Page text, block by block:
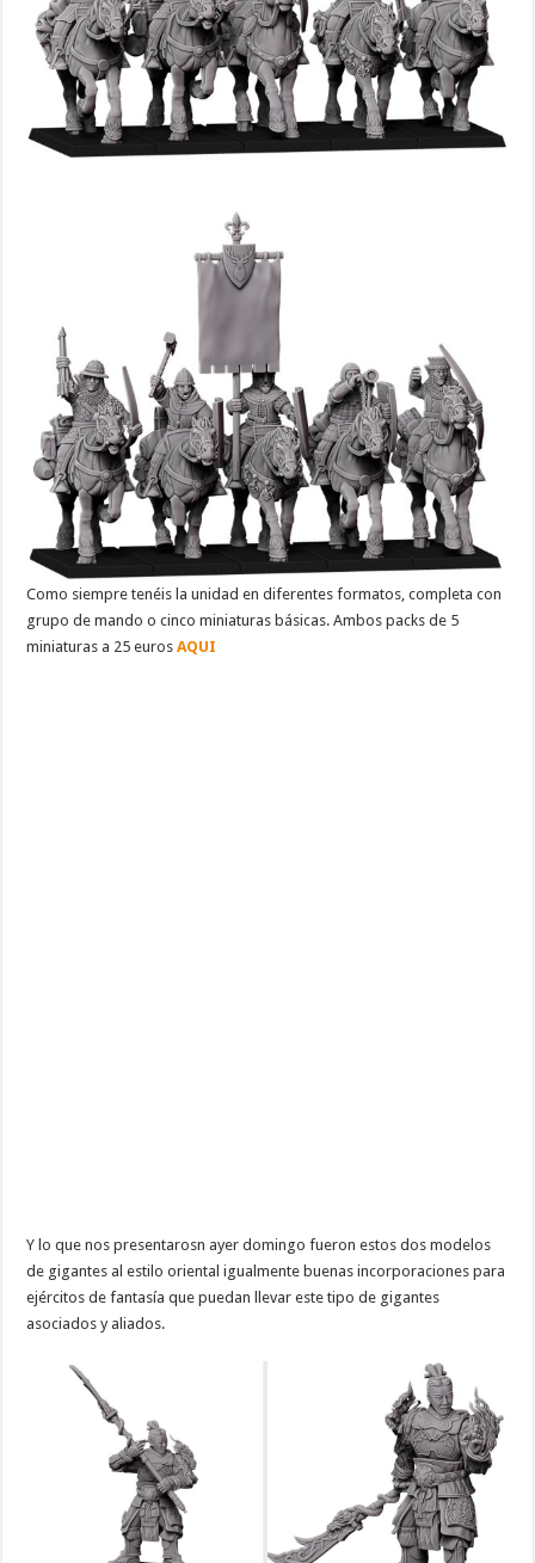
Como siempre tenéis la unidad en diferentes formatos, completa con
grupo de mando o cinco miniaturas básicas. Ambos packs de 5
miniaturas a 25 eurosAQUI
Y lo que nos presentarosn ayer domingo fueron estos dos modelos
de gigantes al estilo oriental igualmente buenas incorporaciones para
ejércitos de fantasía que puedan llevar este tipo de gigantes
asociados y aliados.